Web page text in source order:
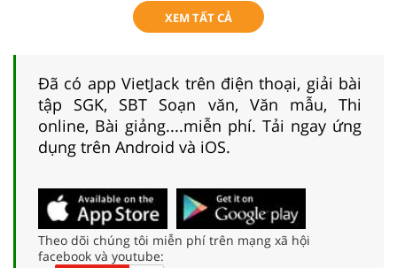
XEM TẤT CẢ
Đã có app VietJack trên điện thoại, giải bài
tập SGK, SBT Soạn văn, Văn mẫu, Thi
online, Bài giảng....miễn phí. Tải ngay ứng
dụng trên Android và iOS.
Theo dõi chúng tôi miễn phí trên mạng xã hội
facebook và youtube: